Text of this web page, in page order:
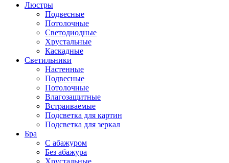
Люстры
Подвесные
Потолочные
Светодиодные
Хрустальные
Каскадные
Светильники
Настенные
Подвесные
Потолочные
Влагозащитные
Встраиваемые
Подсветка для картин
Подсветка для зеркал
Бра
С абажуром
Без абажура